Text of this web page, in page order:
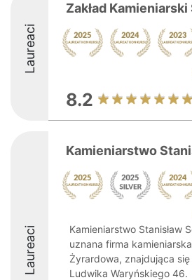
Laureaci
Zakład
8.2
Laureaci
Kamieniarstwo
Kamieniarstwo Stanisław
uznana firma
Żyrardowa, znajdująca
Ludwika Waryńskiego 46.